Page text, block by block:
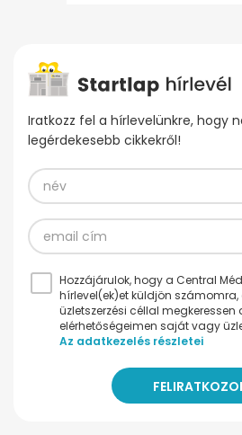
Iratkozz fel a hírlevelünkre, hogy
legérdekesebb cikkekről!
Hozzájárulok, hogy a Central
hírlevel(ek)et küldjön számomra,
üzletszerzési céllal
elérhetőségeimen saját vagy
Az adatkezelés részletei